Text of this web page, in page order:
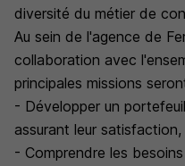
diversité du métier de
Au sein de l'agence de
collaboration avec
principales missions
- Développer un
assurant leur satisfaction,
- Comprendre les